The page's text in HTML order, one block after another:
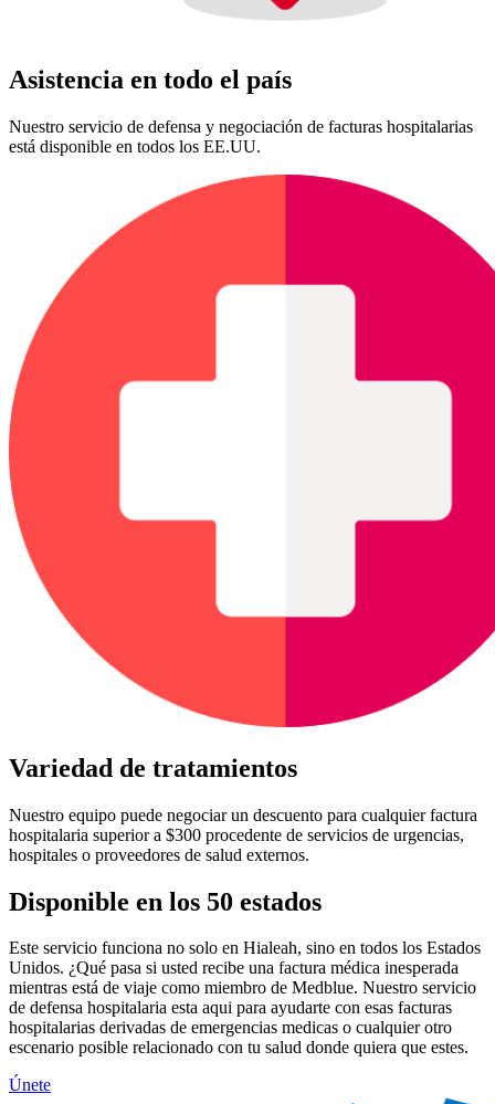
Asistencia en todo el país
Nuestro servicio de defensa y negociación de facturas hospitalarias
está disponible en todos los EE.UU.
Variedad de tratamientos
Nuestro equipo puede negociar un descuento para cualquier factura
hospitalaria superior a $300 procedente de servicios de urgencias,
hospitales o proveedores de salud externos.
Disponible en los 50 estados
Este servicio funciona no solo en Hialeah, sino en todos los Estados
Unidos. ¿Qué pasa si usted recibe una factura médica inesperada
mientras está de viaje como miembro de Medblue. Nuestro servicio
de defensa hospitalaria esta aqui para ayudarte con esas facturas
hospitalarias derivadas de emergencias medicas o cualquier otro
escenario posible relacionado con tu salud donde quiera que estes.
Únete